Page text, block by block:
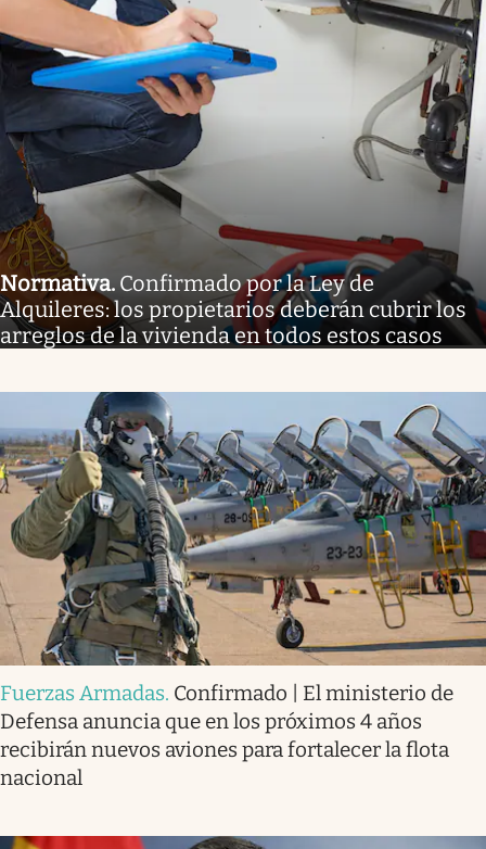
Normativa. Confirmado por la Ley de
Alquileres: los propietarios deberán cubrir los
arreglos de la vivienda en todos estos casos
Fuerzas Armadas. Confirmado | El ministerio de
Defensa anuncia que en los próximos 4 años
recibirán nuevos aviones para fortalecer la flota
nacional